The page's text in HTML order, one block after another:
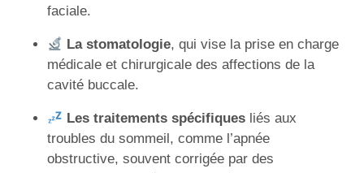
faciale.
La stomatologie, qui vise la prise en charge
médicale et chirurgicale des affections de la
cavité buccale.
Les traitements spécifiques liés aux
troubles du sommeil, comme l’apnée
obstructive, souvent corrigée par des